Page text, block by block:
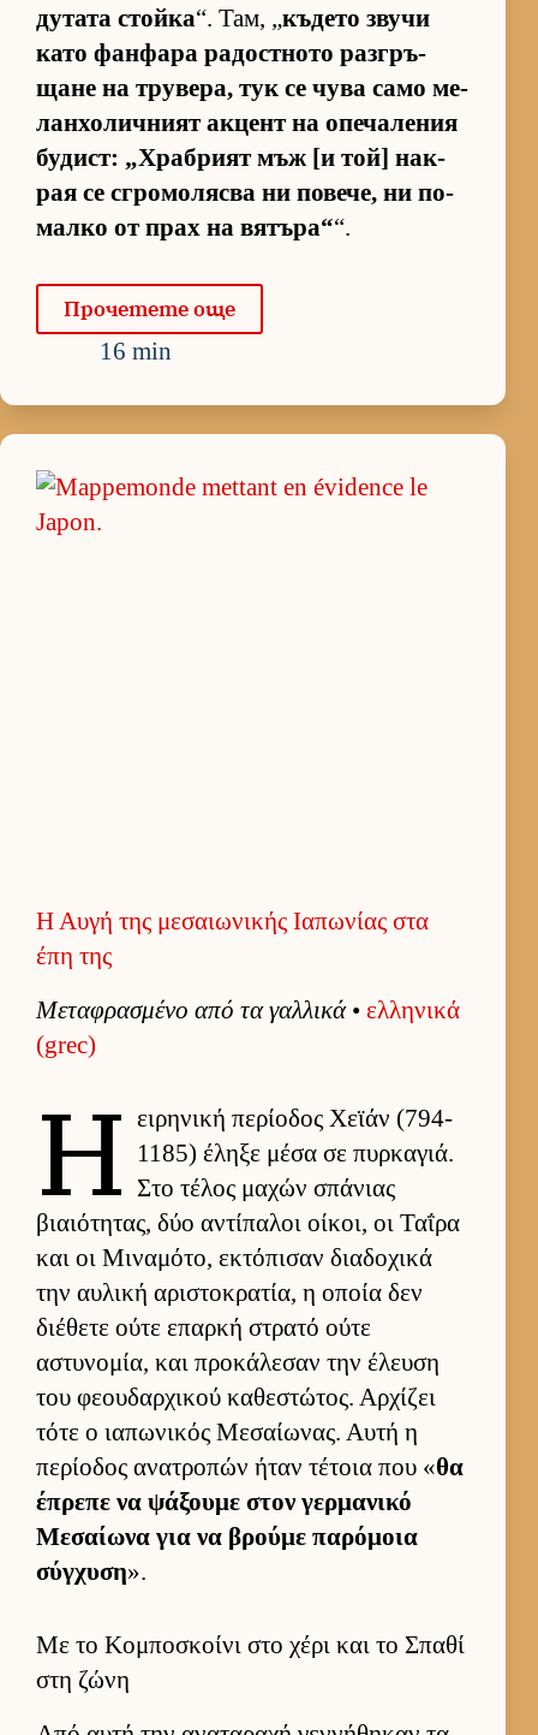
ду­тата стойка“. Там, „къ­дето звучи
като фан­фара ра­дос­т­ното раз­г­ръ­
щане на тру­ве­ра, тук се чува само ме­
лан­хо­лич­ният ак­цент на опе­ча­ле­ния
бу­дист: „Храб­рият мъж [и той] нак­
рая се сгро­мо­лясва ни по­ве­че, ни по-
малко от прах на вя­тъ­ра““.
Про­че­тете още
16 min
Η Αυγή της μεσαιωνικής Ιαπωνίας στα
έπη της
Μεταφρασμένο από τα γαλ­λικά• ελ­ληνικά
(grec)
Η ει­ρηνική περίοδος Χεϊάν (794-
1185) έληξε μέσα σε πυρ­καγιά.
Στο τέλος μαχών σπάνιας
βιαιότητας, δύο αντίπαλοι οί­κοι, οι Ταΐρα
και οι Μιναμότο, εκτόπισαν δια­δοχικά
την αυ­λική αριστοκρατία, η οποία δεν
διέθετε ούτε επαρκή στρατό ούτε
αστυνομία, και προκάλεσαν την έλευση
του φεου­δαρ­χικού καθεστώτος. Αρ­χίζει
τότε ο ια­πωνικός Μεσαί­ωνας. Αυτή η
περίοδος ανατροπών ήταν τέτοια που «θα
έπρεπε να ψάξουμε στον γερ­μανικό
Μεσαί­ωνα για να βρούμε παρόμοια
σύγ­χυση».
Με το Κομποσκοίνι στο χέρι και το Σπαθί
στη ζώνη